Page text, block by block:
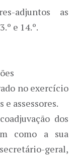
adjuntos as
e 14.º.
no exercício
e assessores.
dos
como a sua
geral,